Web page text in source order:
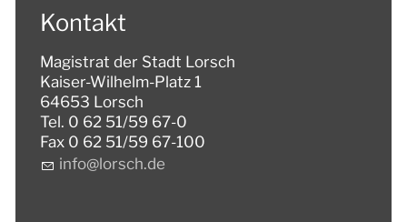
Kontakt
Magistrat der Stadt Lorsch
Kaiser-Wilhelm-Platz 1
64653 Lorsch
Tel. 0 62 51/59 67-0
Fax 0 62 51/59 67-100
nf
l rsch d